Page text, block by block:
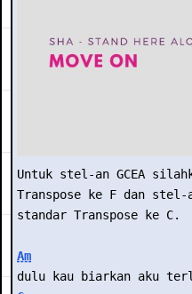
Untuk stel-an GCEA
Transpose ke F dan stel-
standar Transpose ke C.
Am
dulu kau biarkan aku